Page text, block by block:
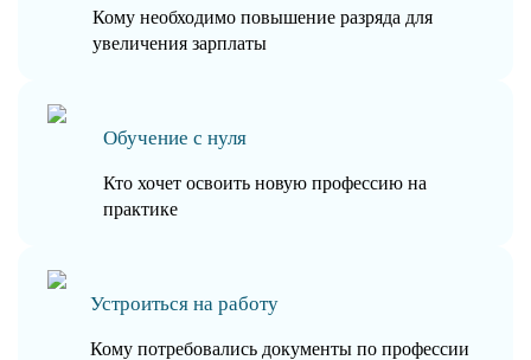
Кому необходимо повышение разряда для
увеличения зарплаты
Обучение с нуля
Кто хочет освоить новую профессию на
практике
Устроиться на работу
Кому потребовались документы по профессии